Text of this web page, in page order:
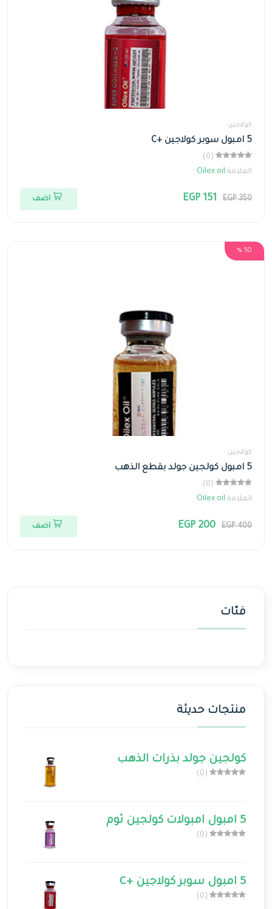
كولاجين
5 امبول سوبر كولاجين +C
(0)
العلامة Oilex oil
EGP 151 EGP 350 اضف
50 %
كولاجين
5 امبول كولجين جولد بقطع الذهب
(0)
العلامة Oilex oil
EGP 200 EGP 400 اضف
فئات
منتجات حديثة
كولجين جولد بذرات الذهب
(0)
5 امبول امبولات كولجين ثوم
(0)
5 امبول سوبر كولاجين +C
(0)